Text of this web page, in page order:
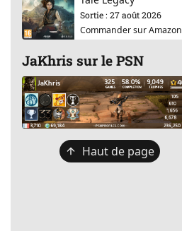
Sortie : 27 août 2026
Commander sur Amazon
JaKhris sur le PSN
Retour
Haut de page